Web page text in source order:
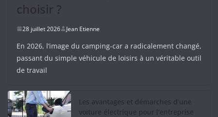
choisir ?
28 juillet 2026 Jean Etienne
En 2026, l’image du camping-car a radicalement changé,
passant du simple véhicule de loisirs à un véritable outil
de travail
Les avantages et démarches d’une
voiture électrique pour l’entreprise